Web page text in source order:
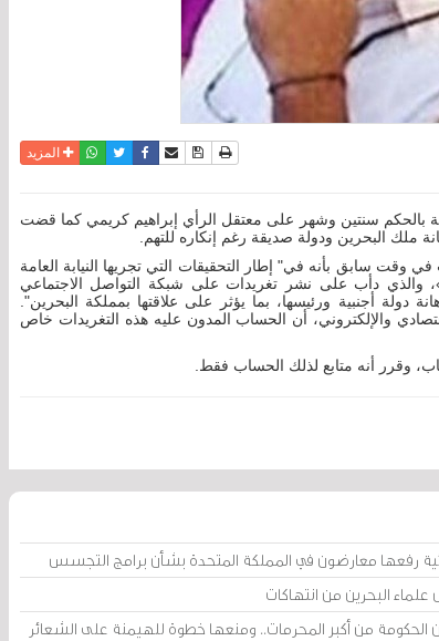
نسخة للطباعة
حفظ الموضوع
أرسل الى صديق
فيسبوكتويترواتسابالمزيد
بالحكم سنتين وشهر على معتقل الرأي إبراهيم كريمي كما قضت
سابق بأنه في" إطار التحقيقات التي تجريها النيابة العامة
دأب على نشر تغريدات على شبكة التواصل الاجتماعي
أجنبية ورئيسها، بما يؤثر على علاقتها بمملكة البحرين".
والإلكتروني، أن الحساب المدون عليه هذه التغريدات خاص
وقرر أنه متابع لذلك الحساب فقط.
رفعها معارضون في المملكة المتحدة بشأن برامج التجسس
البحرين من انتهاكات
الحكومة من أكبر المحرمات.. ومنعها خطوة للهيمنة على الشعائر